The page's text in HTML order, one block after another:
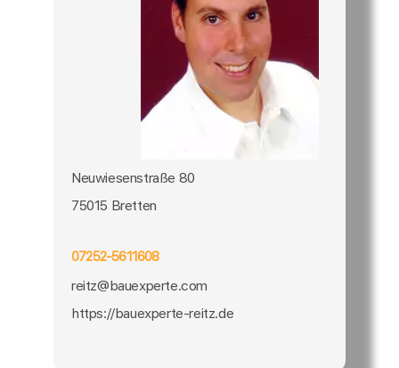
Neuwiesenstraße 80
75015 Bretten
07252-5611608
reitz@bauexperte.com
https://bauexperte-reitz.de